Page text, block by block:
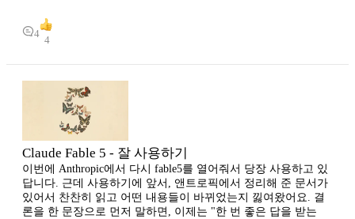
4
4
Claude Fable 5 - 잘 사용하기
이번에 Anthropic에서 다시 fable5를 열어줘서 당장 사용하고 있
답니다. 근데 사용하기에 앞서, 앤트로픽에서 정리해 준 문서가
있어서 찬찬히 읽고 어떤 내용들이 바뀌었는지 낋여왔어요. 결
론을 한 문장으로 먼저 말하면, 이제는 "한 번 좋은 답을 받는